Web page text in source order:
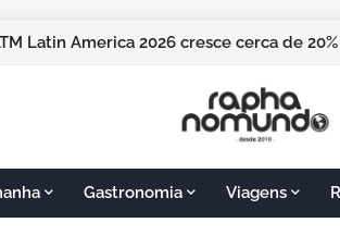
Latin America 2026 cresce cerca de
Gastronomia Viagens